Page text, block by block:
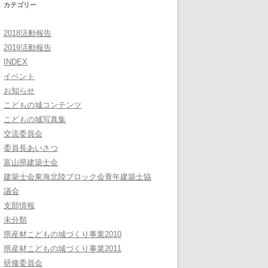
カテゴリー
2018活動報告
2019活動報告
INDEX
イベント
お知らせ
こどもの城コンテンツ
こどもの城写真集
交流委員会
委員長あいさつ
富山県建築士会
建築士会東海北陸ブロック会青年建築士協
議会
支部情報
未分類
県産材こどもの城づくり事業2010
県産材こどもの城づくり事業2011
研修委員会